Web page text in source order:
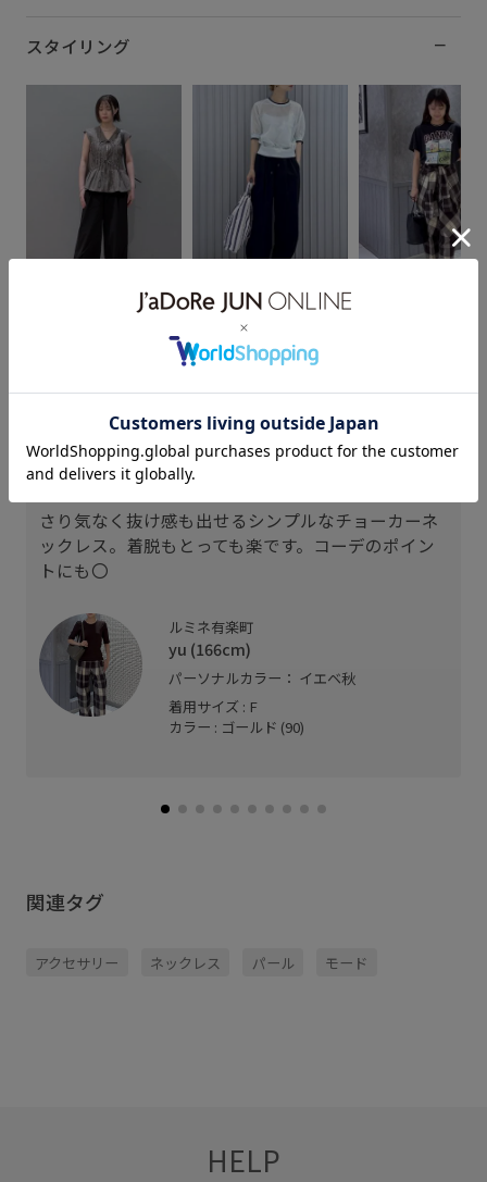
スタイリング
HIRATA
165cm SIZE:F
スタッフレビュー
さり気なく抜け感も出せるシンプルなチョーカーネ
ックレス。着脱もとっても楽です。コーデのポイン
トにも〇
ルミネ有楽町
yu (166cm)
パーソナルカラー： イエベ秋
着用サイズ : F
カラー : ゴールド (90)
関連タグ
アクセサリー ネックレス パール モード
HELP